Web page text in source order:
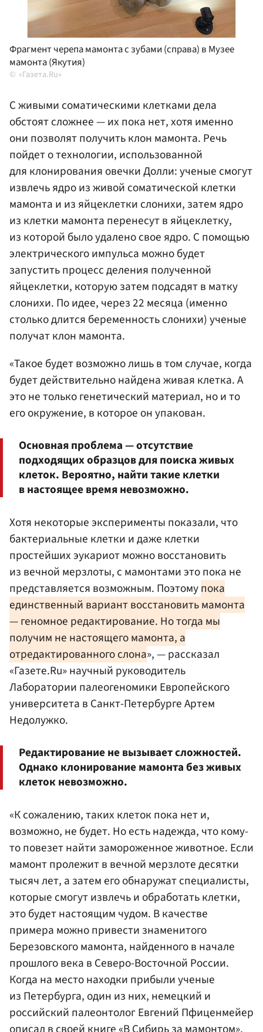
Фрагмент черепа мамонта с зубами (справа) в Музее
мамонта (Якутия)
«Газета.Ru»
С живыми соматическими клетками дела
обстоят сложнее — их пока нет, хотя именно
они позволят получить клон мамонта. Речь
пойдет о технологии, использованной
для клонирования овечки Долли: ученые смогут
извлечь ядро из живой соматической клетки
мамонта и из яйцеклетки слонихи, затем ядро
из клетки мамонта перенесут в яйцеклетку,
из которой было удалено свое ядро. С помощью
электрического импульса можно будет
запустить процесс деления полученной
яйцеклетки, которую затем подсадят в матку
слонихи. По идее, через 22 месяца (именно
столько длится беременность слонихи) ученые
получат клон мамонта.
«Такое будет возможно лишь в том случае, когда
будет действительно найдена живая клетка. А
это не только генетический материал, но и то
его окружение, в которое он упакован.
Основная проблема — отсутствие
подходящих образцов для поиска живых
клеток. Вероятно, найти такие клетки
в настоящее время невозможно.
Хотя некоторые эксперименты показали, что
бактериальные клетки и даже клетки
простейших эукариот можно восстановить
из вечной мерзлоты, с мамонтами это пока не
представляется возможным. Поэтомупока
единственный вариант восстановить мамонта
— геномное редактирование. Но тогда мы
получим не настоящего мамонта, а
отредактированного слона», — рассказал
«Газете.Ru» научный руководитель
Лаборатории палеогеномики Европейского
университета в Санкт-Петербурге Артем
Недолужко.
Редактирование не вызывает сложностей.
Однако клонирование мамонта без живых
клеток невозможно.
«К сожалению, таких клеток пока нет и,
возможно, не будет. Но есть надежда, что кому-
то повезет найти замороженное животное. Если
мамонт пролежит в вечной мерзлоте десятки
тысяч лет, а затем его обнаружат специалисты,
которые смогут извлечь и обработать клетки,
это будет настоящим чудом. В качестве
примера можно привести знаменитого
Березовского мамонта, найденного в начале
прошлого века в Северо-Восточной России.
Когда на место находки прибыли ученые
из Петербурга, один из них, немецкий и
российский палеонтолог Евгений Пфиценмейер